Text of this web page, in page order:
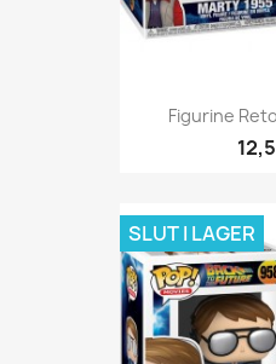
Figurine
SLUT I LAGER